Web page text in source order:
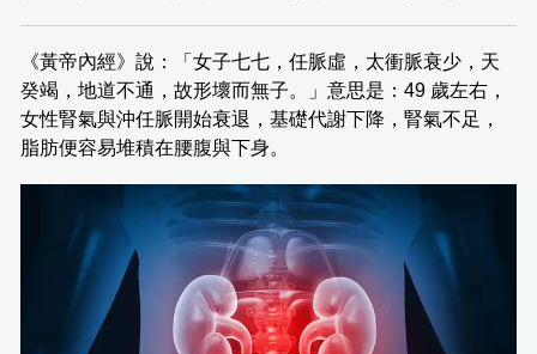
《黃帝內經》說：「女子七七，任脈虛，太衝脈衰少，天
癸竭，地道不通，故形壞而無子。」意思是：49 歲左右，
女性腎氣與沖任脈開始衰退，基礎代謝下降，腎氣不足，
脂肪便容易堆積在腰腹與下身。